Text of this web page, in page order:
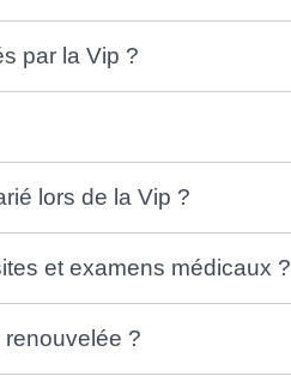
par la Vip ?
lors de la Vip ?
et examens médicaux ?
?